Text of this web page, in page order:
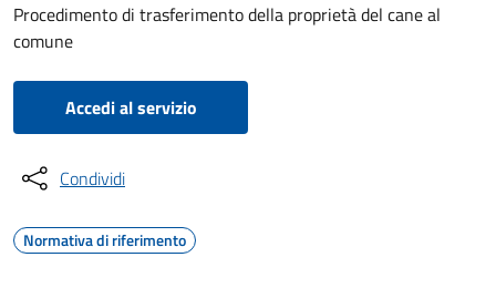
Procedimento di trasferimento della proprietà del cane al
comune
Accedi al servizio
Condividi
Normativa di riferimento